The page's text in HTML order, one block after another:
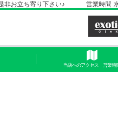
立ち寄り下さい♪ 営業時間 水
当店へのアクセス 営業時